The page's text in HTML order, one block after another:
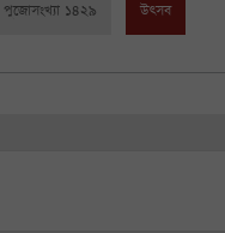
পুজোসংখ্যা ১৪২৯ উৎসব